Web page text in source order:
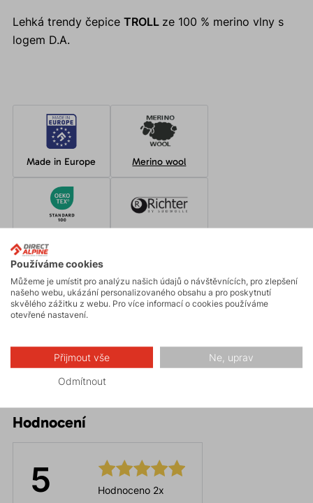
Lehká trendy čepice TROLL ze 100 % merino vlny s
logem D.A.
Made in Europe Merino wool
Parametry
Hodnocení
5 Hodnoceno 2x
Používáme cookies
Můžeme je umístit pro analýzu našich údajů o návštěvnících, pro zlepšení
našeho webu, ukázání personalizovaného obsahu a pro poskytnutí
skvělého zážitku z webu. Pro více informací o cookies používáme
otevřené nastavení.
Přijmout vše Ne, uprav
Odmítnout